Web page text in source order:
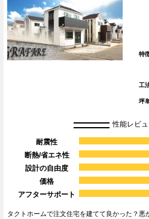
特
工
坪
性能レビ
耐震性
断熱/省エネ性
設計の自由度
価格
アフターサポート
タクトホームで注文住宅を建てて良かった？